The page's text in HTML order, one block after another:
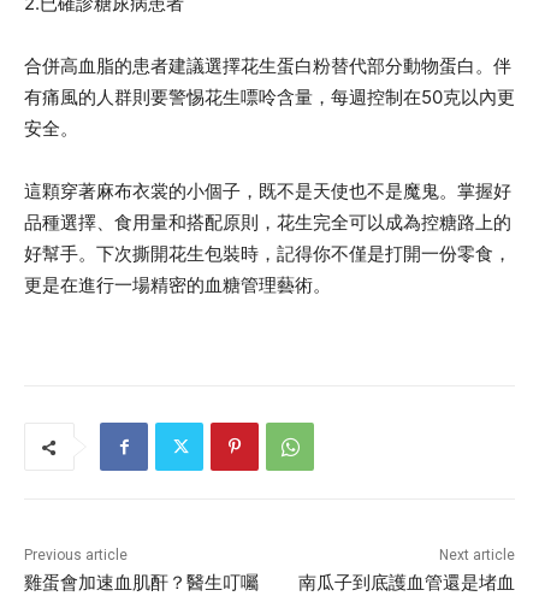
合併高血脂的患者建議選擇花生蛋白粉替代部分動物蛋白。伴
有痛風的人群則要警惕花生嘌呤含量，每週控制在50克以內更
安全。
這顆穿著麻布衣裳的小個子，既不是天使也不是魔鬼。掌握好
品種選擇、食用量和搭配原則，花生完全可以成為控糖路上的
好幫手。下次撕開花生包裝時，記得你不僅是打開一份零食，
更是在進行一場精密的血糖管理藝術。
Previous article
雞蛋會加速血肌酐？醫生叮囑
Next article
南瓜子到底護血管還是堵血